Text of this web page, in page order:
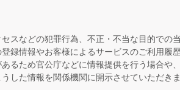
スなどの犯罪行為、不正・不当な目的での
録情報やお客様によるサービスのご利用履
るため官公庁などに情報提供を行う場合や
した情報を関係機関に開示させていただきま